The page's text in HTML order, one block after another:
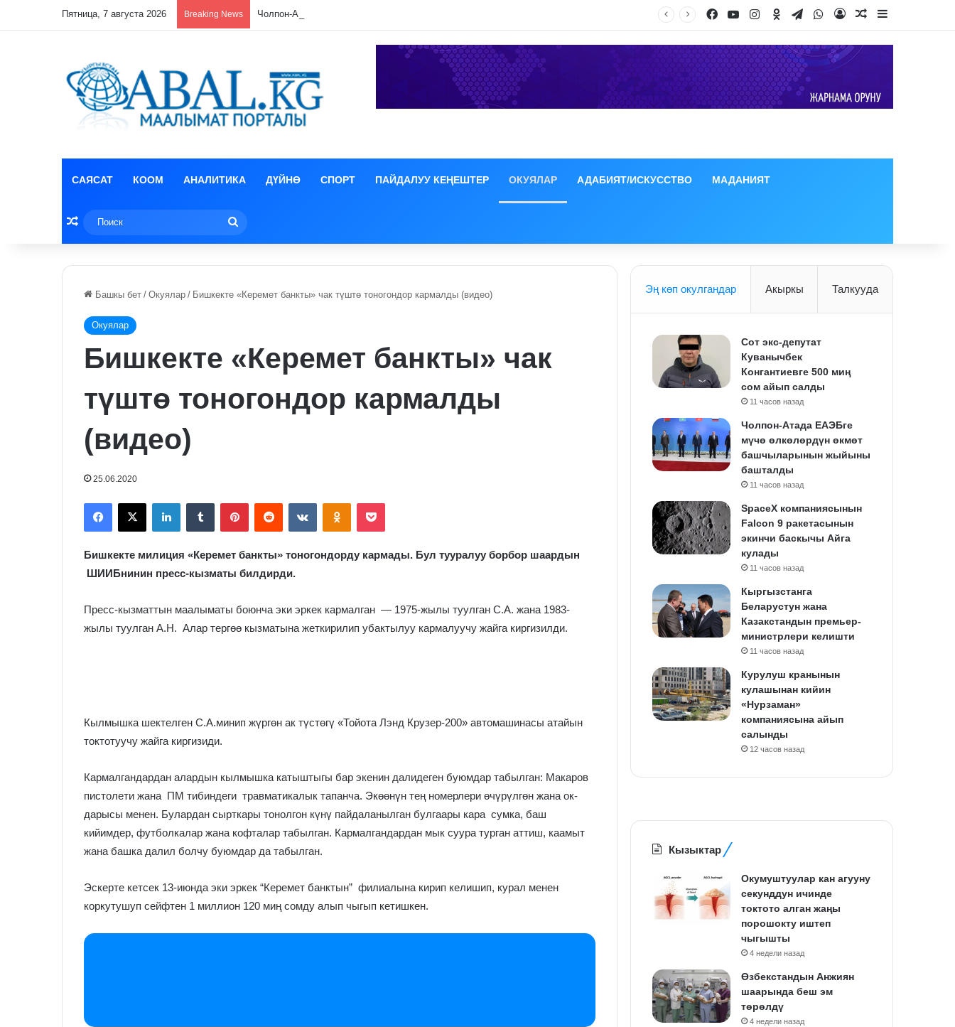
Пятница, 7 августа 2026 Breaking News Чолпон-Атада ЕАЭБге мүчө өлкөлөрдүн өкмөт башчыларынын жыйыны башталды Facebook
YouTubeInstagram
Odnoklassniki
TelegramWhatsApp
Log InRandom Article
Sidebar
САЯСАТ КООМ АНАЛИТИКА ДҮЙНӨ СПОРТ ПАЙДАЛУУ КЕҢЕШТЕР ОКУЯЛАР АДАБИЯТ/ИСКУССТВО МАДАНИЯТ
Random Article
Башкы бет / Окуялар / Бишкекте «Керемет банкты» чак түштө тоногондор кармалды (видео)
Окуялар
Бишкекте «Керемет банкты» чак
түштө тоногондор кармалды
(видео)
25.06.2020
FacebookX LinkedInTumblr PinterestReddit VKontakteOdnoklassniki
Pocket
Бишкекте милиция «Керемет банкты» тоногондорду кармады. Бул тууралуу борбор шаардын
ШИИБнинин пресс-кызматы билдирди.
Пресс-кызматтын маалыматы боюнча эки эркек кармалган — 1975-жылы туулган С.А. жана 1983-
жылы туулган А.Н. Алар тергөө кызматына жеткирилип убактылуу кармалуучу жайга киргизилди.
Кылмышка шектелген С.А.минип жүргөн ак түстөгү «Тойота Лэнд Крузер-200» автомашинасы атайын
токтотуучу жайга киргизиди.
Кармалгандардан алардын кылмышка катыштыгы бар экенин далидеген буюмдар табылган: Макаров
пистолети жана ПМ тибиндеги травматикалык тапанча. Экөөнүн тең номерлери өчүрүлгөн жана ок-
дарысы менен. Булардан сырткары тонолгон күнү пайдаланылган булгаары кара сумка, баш
кийимдер, футболкалар жана кофталар табылган. Кармалгандардан мык суура турган аттиш, каамыт
жана башка далил болчу буюмдар да табылган.
Эскерте кетсек 13-июнда эки эркек “Керемет банктын” филиалына кирип келишип, курал менен
коркутушуп сейфтен 1 миллион 120 миң сомду алып чыгып кетишкен.
Эң көп окулгандар Акыркы Талкууда
Сот экс-депутат
Куванычбек
Конгантиевге 500 миң
сом айып салды
11 часов назад
Чолпон-Атада ЕАЭБге
мүчө өлкөлөрдүн өкмөт
башчыларынын жыйыны
башталды
11 часов назад
SpaceX компаниясынын
Falcon 9 ракетасынын
экинчи баскычы Айга
кулады
11 часов назад
Кыргызстанга
Беларустун жана
Казакстандын премьер-
министрлери келишти
11 часов назад
Курулуш кранынын
кулашынан кийин
«Нурзаман»
компаниясына айып
салынды
12 часов назад
Кызыктар
Окумуштуулар кан агууну
секунддун ичинде
токтото алган жаңы
порошокту иштеп
чыгышты
4 недели назад
Өзбекстандын Анжиян
шаарында беш эм
төрөлдү
4 недели назад